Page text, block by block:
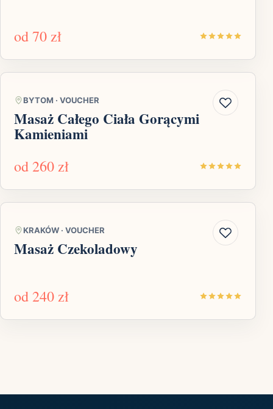
od70 zł
BYTOM · VOUCHER
Masaż Całego Ciała Gorącymi
Kamieniami
od 260 zł
KRAKÓW · VOUCHER
Masaż Czekoladowy
od 240 zł